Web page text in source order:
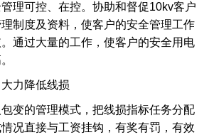
理可控、在控。协助和督促10kv客户
制度及资料，使客户的安全管理工作
通过大量的工作，使客户的安全用电
力降低线损
变的管理模式，把线损指标任务分配
况直接与工资挂钩，有奖有罚，有效